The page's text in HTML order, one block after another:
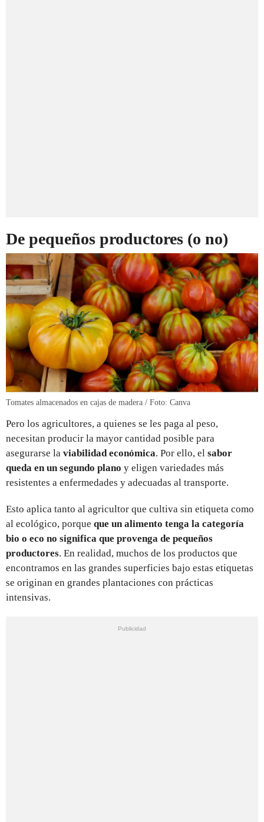
De pequeños productores (o no)
Tomates almacenados en cajas de madera / Foto: Canva
Pero los agricultores, a quienes se les paga al peso,
necesitan producir la mayor cantidad posible para
asegurarse la viabilidad económica. Por ello, el sabor
queda en un segundo plano y eligen variedades más
resistentes a enfermedades y adecuadas al transporte.
Esto aplica tanto al agricultor que cultiva sin etiqueta como
al ecológico, porque que un alimento tenga la categoría
bio o eco no significa que provenga de pequeños
productores. En realidad, muchos de los productos que
encontramos en las grandes superficies bajo estas etiquetas
se originan en grandes plantaciones con prácticas
intensivas.